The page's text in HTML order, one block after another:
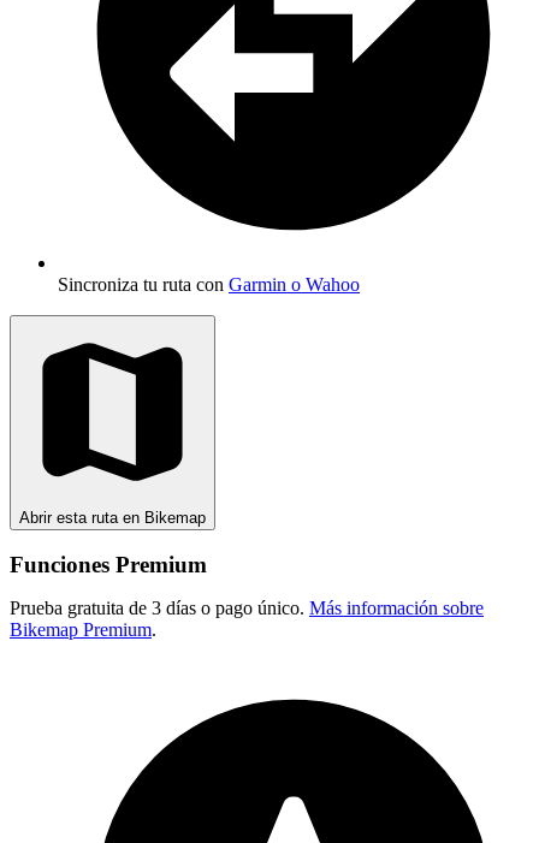
Sincroniza tu ruta con Garmin o Wahoo
Abrir esta ruta en Bikemap
Funciones Premium
Prueba gratuita de 3 días o pago único. Más información sobre
Bikemap Premium.